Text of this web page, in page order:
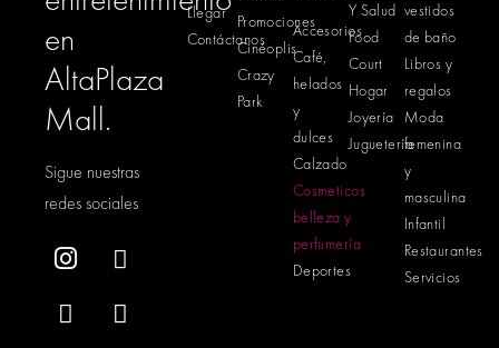
en
AltaPlaza
Mall.
Sigue nuestras
redes sociales
Llegar
Contáctanos
Promociones
Cinéoplis
Crazy
Park
Accesorios
Café,
helados
y
dulces
Calzado
Cosmeticos
belleza y
perfumería
Deportes
Y Salud
Food
Court
Hogar
Joyería
Juguetería
vestidos
de baño
Libros y
regalos
Moda
femenina
y
masculina
Infantil
Restaurantes
Servicios